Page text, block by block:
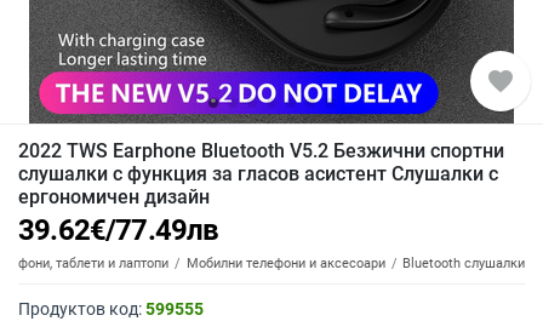
favorite
2022 TWS Earphone Bluetooth V5.2 Безжични спортни
слушалки с функция за гласов асистент Слушалки с
ергономичен дизайн
39.62€/77.49лв
таблети и лаптопи Мобилни телефони и аксесоари Bluetooth слушалки
Продуктов код:599555